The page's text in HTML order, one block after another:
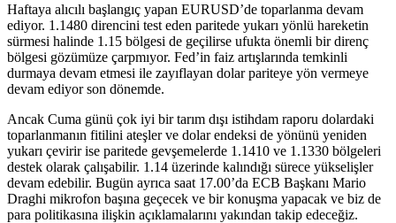
Haftaya alıcılı başlangıç yapan EURUSD’de toparlanma devam
ediyor. 1.1480 direncini test eden paritede yukarı yönlü hareketin
sürmesi halinde 1.15 bölgesi de geçilirse ufukta önemli bir direnç
bölgesi gözümüze çarpmıyor. Fed’in faiz artışlarında temkinli
durmaya devam etmesi ile zayıflayan dolar pariteye yön vermeye
devam ediyor son dönemde.
Ancak Cuma günü çok iyi bir tarım dışı istihdam raporu dolardaki
toparlanmanın fitilini ateşler ve dolar endeksi de yönünü yeniden
yukarı çevirir ise paritede gevşemelerde 1.1410 ve 1.1330 bölgeleri
destek olarak çalışabilir. 1.14 üzerinde kalındığı sürece yükselişler
devam edebilir. Bugün ayrıca saat 17.00’da ECB Başkanı Mario
Draghi mikrofon başına geçecek ve bir konuşma yapacak ve biz de
para politikasına ilişkin açıklamalarını yakından takip edeceğiz.